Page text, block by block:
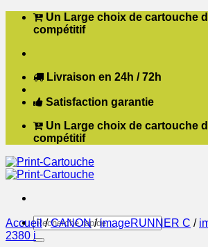
Passer Un Large choix de cartouche
compétitif
Livraison en 24h / 72h
Satisfaction garantie
Un Large choix de cartouche
compétitif
Recherche
pour :
Accueil / CANON / imageRUNNER C /
2380 i